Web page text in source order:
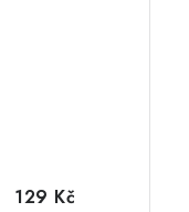
129 Kč